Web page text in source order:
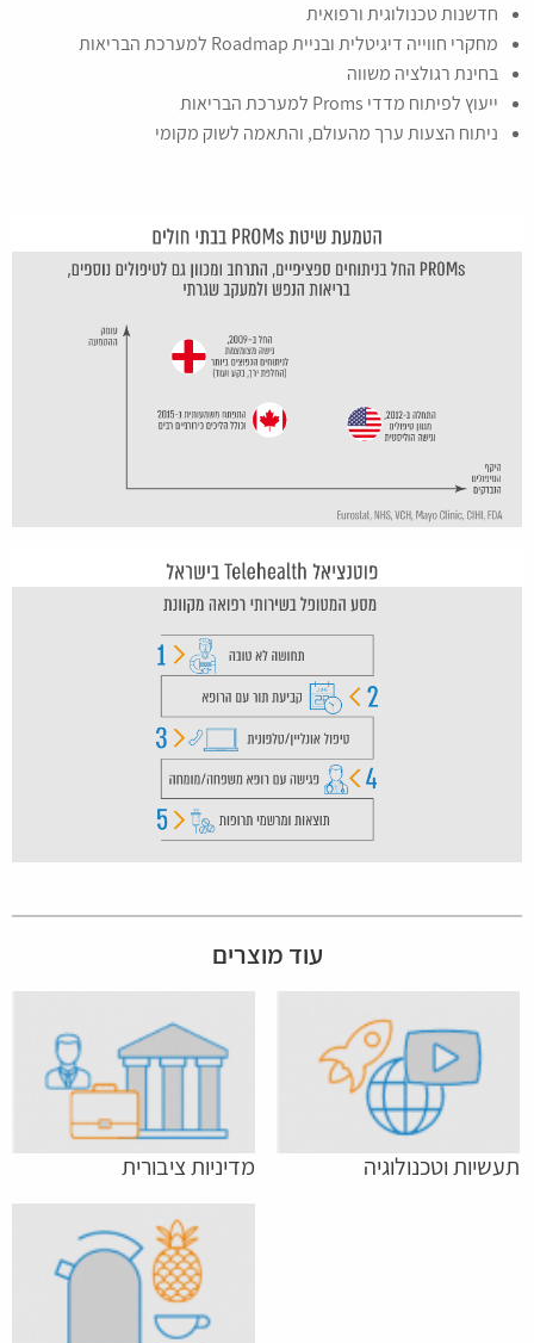
חדשנות טכנולוגית ורפואית
מחקרי חווייה דיגיטלית ובניית Roadmap למערכת הבריאות
בחינת רגולציה משווה
ייעוץ לפיתוח מדדי Proms למערכת הבריאות
ניתוח הצעות ערך מהעולם, והתאמה לשוק מקומי
עוד מוצרים
מדיניות ציבורית תעשיות וטכנולוגיה